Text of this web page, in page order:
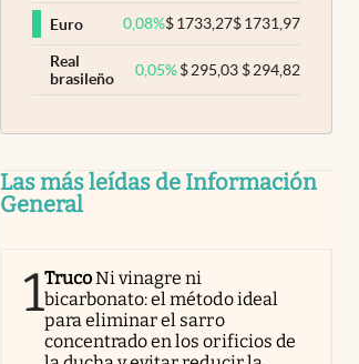
Euro 0,08%$1733,27$1731,97
Real
brasileño
0,05% $295,03 $294,82
Las más leídas de Información
General
1TrucoNi vinagre ni
bicarbonato: el método ideal
para eliminar el sarro
concentrado en los orificios de